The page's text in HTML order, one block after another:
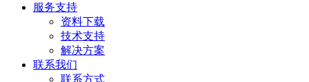
服务支持
资料下载
技术支持
解决方案
联系我们
联系方式